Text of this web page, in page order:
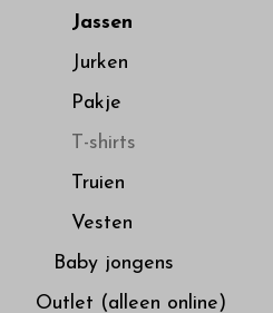
onze
webshop
Jassen
Jurken
Pakje
T-shirts
Truien
Vesten
Baby jongens
Outlet (alleen online)